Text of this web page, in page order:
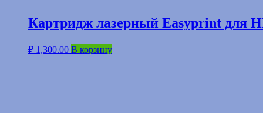
Картридж лазерный Easyprint для
₽ 1,300.00 В корзину